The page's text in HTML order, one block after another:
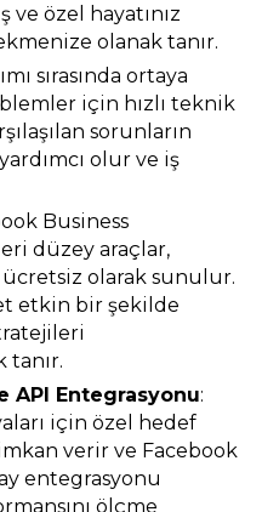
ve özel hayatınız
olanak tanır.
sırasında ortaya
için hızlı teknik
sorunların
olur ve iş
Business
düzey araçlar,
ücretsiz olarak sunulur.
etkin bir şekilde
tanır.
API Entegrasyonu:
için özel hedef
verir ve Facebook
entegrasyonu
ölçme